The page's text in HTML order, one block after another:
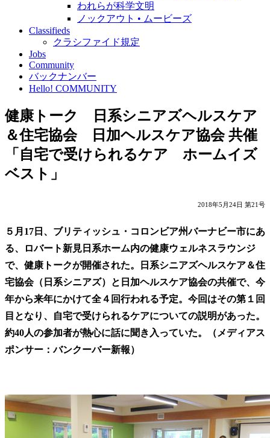
われらが科学文明
ノックアウト • ムービーズ
Classifieds
クラシファイド規定
Jobs
Community
バックナンバー
Hello! COMMUNITY
健康トーク 日系シニアズヘルスケア
＆住宅協会 日加ヘルスケア協会 共催
「自宅で受けられるケア ホームイズ
ベスト」
2018年5月24日 第21号
５月17日、ブリティッシュ・コロンビア州バーナビー市にあ
る、ロバート新見日系ホーム内の健康ウェルネスラウンジ
で、健康トークが開催された。日系シニアズヘルスケア＆住
宅協会（日系シニアズ）と日加ヘルスケア協会の共催で、今
年から来年にかけて全４回行われる予定。今回はその第１回
目となり、自宅で受けられるケアについての説明があった。
約40人の参加者が熱心に話に聞き入っていた。（メディアス
ポンサー：バンクーバー新報）